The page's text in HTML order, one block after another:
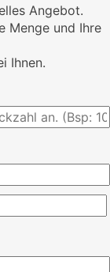
Angebot.
Menge und Ihre
Ihnen.